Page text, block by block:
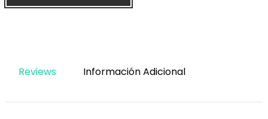
Reviews Información Adicional